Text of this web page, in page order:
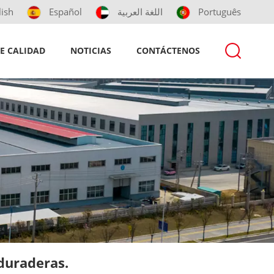
Español اللغة العربية Português
CALIDAD NOTICIAS CONTÁCTENOS